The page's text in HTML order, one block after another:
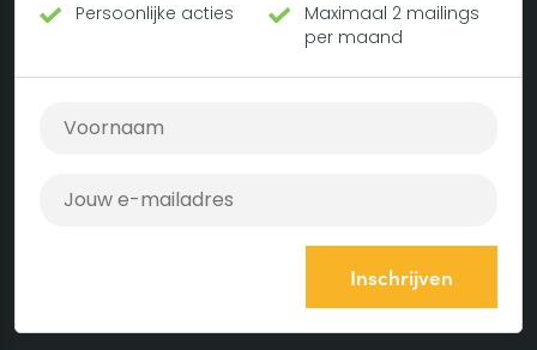
Persoonlijke acties
Maximaal 2 mailings
per maand